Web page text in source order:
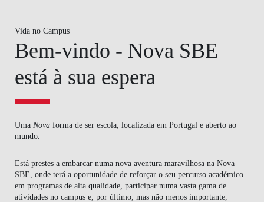
COMUNIDADE
LIFE AT NOVA SBE
WHAT'S HAPPENING
Vida no Campus
Bem-vindo - Nova SBE
está à sua espera
Uma Nova forma de ser escola, localizada em Portugal e aberto ao
mundo.
Está prestes a embarcar numa nova aventura maravilhosa na Nova
SBE, onde terá a oportunidade de reforçar o seu percurso académico
em programas de alta qualidade, participar numa vasta gama de
atividades no campus e, por último, mas não menos importante,